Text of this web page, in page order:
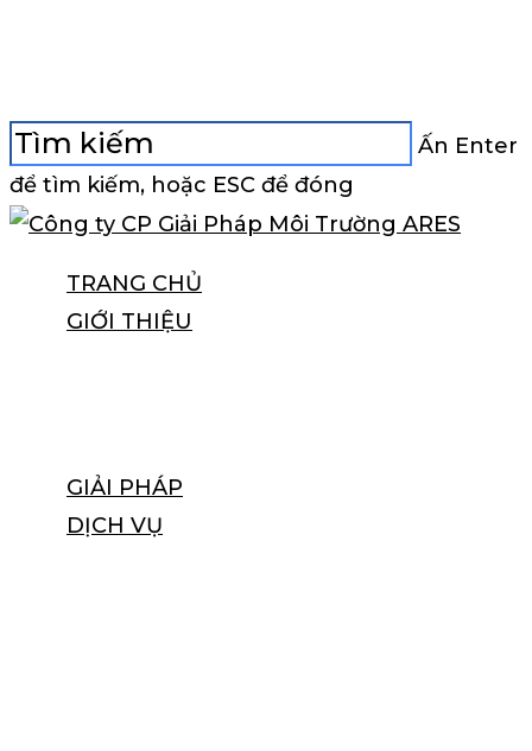
content
Ấn Enter
để tìm kiếm, hoặc ESC để đóng
Đóng
MenuTRANG CHỦ
GIỚI THIỆU
GIẢI PHÁP
DỊCH VỤ